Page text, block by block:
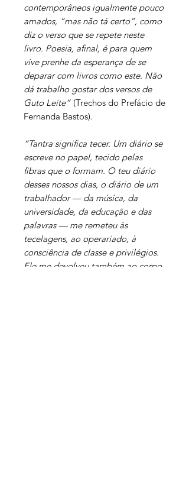
contemporâneos igualmente pouco
amados, “mas não tá certo”, como
diz o verso que se repete neste
livro. Poesia, afinal, é para quem
vive prenhe da esperança de se
deparar com livros como este. Não
dá trabalho gostar dos versos de
Guto Leite” (Trechos do Prefácio de
Fernanda Bastos).
“Tantra significa tecer. Um diário se
escreve no papel, tecido pelas
fibras que o formam. O teu diário
desses nossos dias, o diário de um
trabalhador — da música, da
universidade, da educação e das
palavras — me remeteu às
tecelagens, ao operariado, à
consciência de classe e privilégios.
Ele me devolveu também ao corpo,